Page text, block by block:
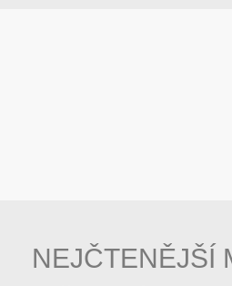
NEJČTENĚJŠÍ